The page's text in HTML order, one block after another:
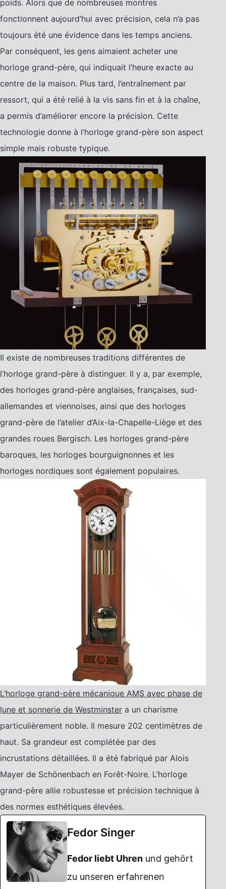
poids. Alors que de nombreuses montres
fonctionnent aujourd’hui avec précision, cela n’a pas
toujours été une évidence dans les temps anciens.
Par conséquent, les gens aimaient acheter une
horloge grand-père, qui indiquait l’heure exacte au
centre de la maison. Plus tard, l’entraînement par
ressort, qui a été relié à la vis sans fin et à la chaîne,
a permis d’améliorer encore la précision. Cette
technologie donne à l’horloge grand-père son aspect
simple mais robuste typique.
Il existe de nombreuses traditions différentes de
l’horloge grand-père à distinguer. Il y a, par exemple,
des horloges grand-père anglaises, françaises, sud-
allemandes et viennoises, ainsi que des horloges
grand-père de l’atelier d’Aix-la-Chapelle-Liège et des
grandes roues Bergisch. Les horloges grand-père
baroques, les horloges bourguignonnes et les
horloges nordiques sont également populaires.
L’horloge grand-père mécanique AMS avec phase de
lune et sonnerie de Westminster a un charisme
particulièrement noble. Il mesure 202 centimètres de
haut. Sa grandeur est complétée par des
incrustations détaillées. Il a été fabriqué par Alois
Mayer de Schönenbach en Forêt-Noire. L’horloge
grand-père allie robustesse et précision technique à
des normes esthétiques élevées.
Fedor Singer
Fedor liebt Uhren und gehört
zu unseren erfahrenen